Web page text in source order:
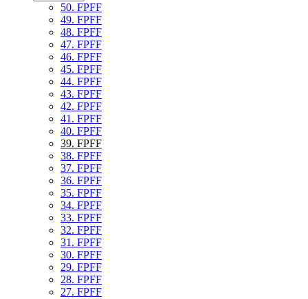
50. FPFF
49. FPFF
48. FPFF
47. FPFF
46. FPFF
45. FPFF
44. FPFF
43. FPFF
42. FPFF
41. FPFF
40. FPFF
39. FPFF
38. FPFF
37. FPFF
36. FPFF
35. FPFF
34. FPFF
33. FPFF
32. FPFF
31. FPFF
30. FPFF
29. FPFF
28. FPFF
27. FPFF